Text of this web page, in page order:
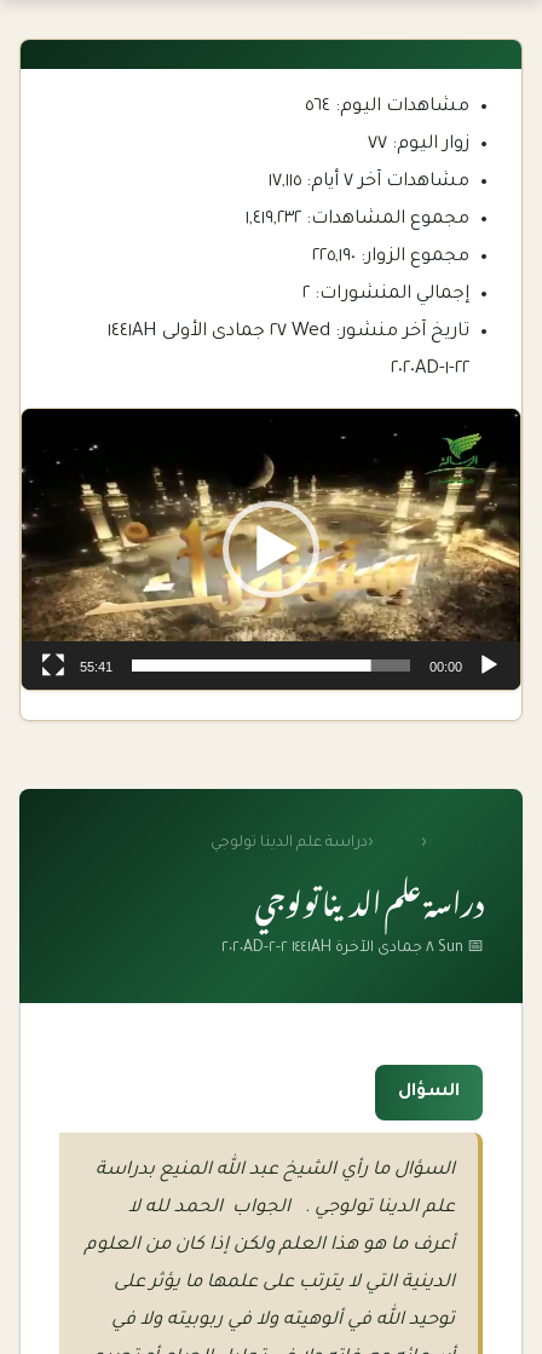
‹
‹دراسة علم الدينا تولوجي
دراسة علم الدينا تولوجي
📅 Sun ٨ جمادى الآخرة ١٤٤١AH ٢-٢-٢٠٢٠AD
السؤال
السؤال ما رأي الشيخ عبد الله المنيع بدراسة
علم الدينا تولوجي . الجواب الحمد لله لا
أعرف ما هو هذا العلم ولكن إذا كان من العلوم
الدينية التي لا يترتب على علمها ما يؤثر على
توحيد الله في ألوهيته ولا في ربوبيته ولا في
مشاهدات اليوم: ٥٦٤
زوار اليوم:٧٧
مشاهدات آخر ٧ أيام:
١٧,١١٥
مجموع المشاهدات: ١,٤١٩,٢٣٢
مجموع الزوار: ٢٢٥,١٩٠
إجمالي المنشورات: ٢
تاريخ آخر منشور:
Wed ٢٧ جمادى الأولى ١٤٤١AH
٢٢-١-٢٠٢٠AD
Player
00:00
55:41